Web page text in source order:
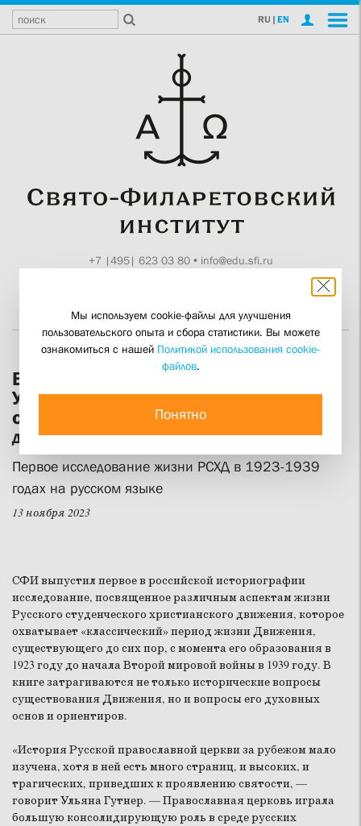
RU | EN
+7 |495| 623 03 80• info@edu.sfi.ru
В магазин СФИ поступила книга
Ульяны Гутнер о Русском
студенческом христианском
движении
Первое исследование жизни РСХД в 1923-1939
годах на русском языке
13 ноября 2023
СФИ выпустил первое в российской историографии
исследование, посвященное различным аспектам жизни
Русского студенческого христианского движения, которое
охватывает «классический» период жизни Движения,
существующего до сих пор, с момента его образования в
1923 году до начала Второй мировой войны в 1939 году. В
книге затрагиваются не только исторические вопросы
существования Движения, но и вопросы его духовных
основ и ориентиров.
«История Русской православной церкви за рубежом мало
изучена, хотя в ней есть много страниц, и высоких, и
трагических, приведших к проявлению святости, —
говорит Ульяна Гутнер. — Православная церковь играла
большую консолидирующую роль в среде русских
Мы используем cookie-файлы для улучшения
пользовательского опыта и сбора статистики. Вы можете
ознакомиться с нашей Политикой использования cookie-
файлов.
Понятно